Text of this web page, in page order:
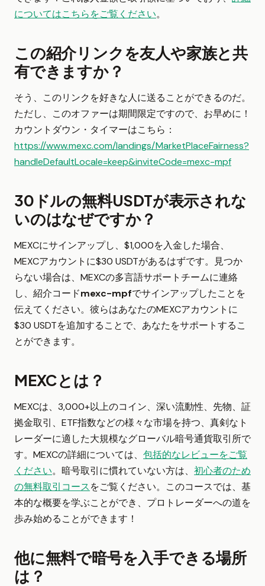
についてはこちらをご覧ください。
この紹介リンクを友人や家族と共
有できますか？
そう、このリンクを好きな人に送ることができるのだ。
ただし、このオファーは期間限定ですので、お早めに！
カウントダウン・タイマーはこちら：
https://www.mexc.com/landings/MarketPlaceFairness?
handleDefaultLocale=keep&inviteCode=mexc-mpf
30ドルの無料USDTが表示されな
いのはなぜですか？
MEXCにサインアップし、$1,000を入金した場合、
MEXCアカウントに$30 USDTがあるはずです。見つか
らない場合は、MEXCの多言語サポートチームに連絡
し、紹介コードmexc-mpfでサインアップしたことを
伝えてください。彼らはあなたのMEXCアカウントに
$30 USDTを追加することで、あなたをサポートするこ
とができます。
MEXCとは？
MEXCは、3,000+以上のコイン、深い流動性、先物、証
拠金取引、ETF指数などの様々な市場を持つ、真剣なト
レーダーに適した大規模なグローバル暗号通貨取引所で
す。MEXCの詳細については、 包括的なレビューをご覧
ください。暗号取引に慣れていない方は、 初心者のため
の無料取引コースをご覧ください。このコースでは、基
本的な概要を学ぶことができ、プロトレーダーへの道を
歩み始めることができます！
他に無料で暗号を入手できる場所
は？